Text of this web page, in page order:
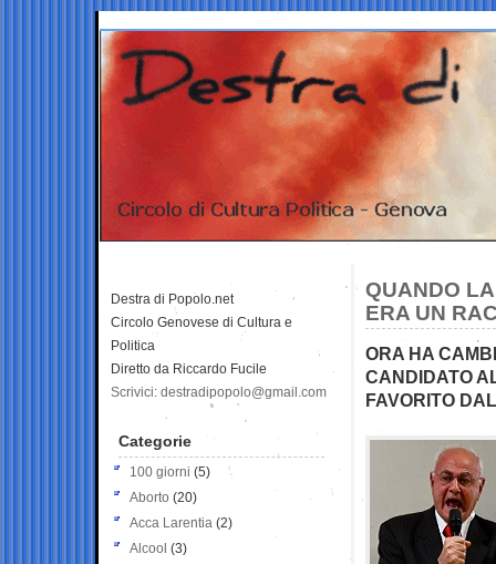
QUANDO
ERA UN
ORA HA
CANDIDATO
FAVORITO
Destra di Popolo.net
Circolo Genovese di Cultura e
Politica
Diretto da Riccardo Fucile
Scrivici: destradipopolo@gmail.com
Categorie
100 giorni (5)
Aborto (20)
Acca Larentia (2)
Alcool (3)